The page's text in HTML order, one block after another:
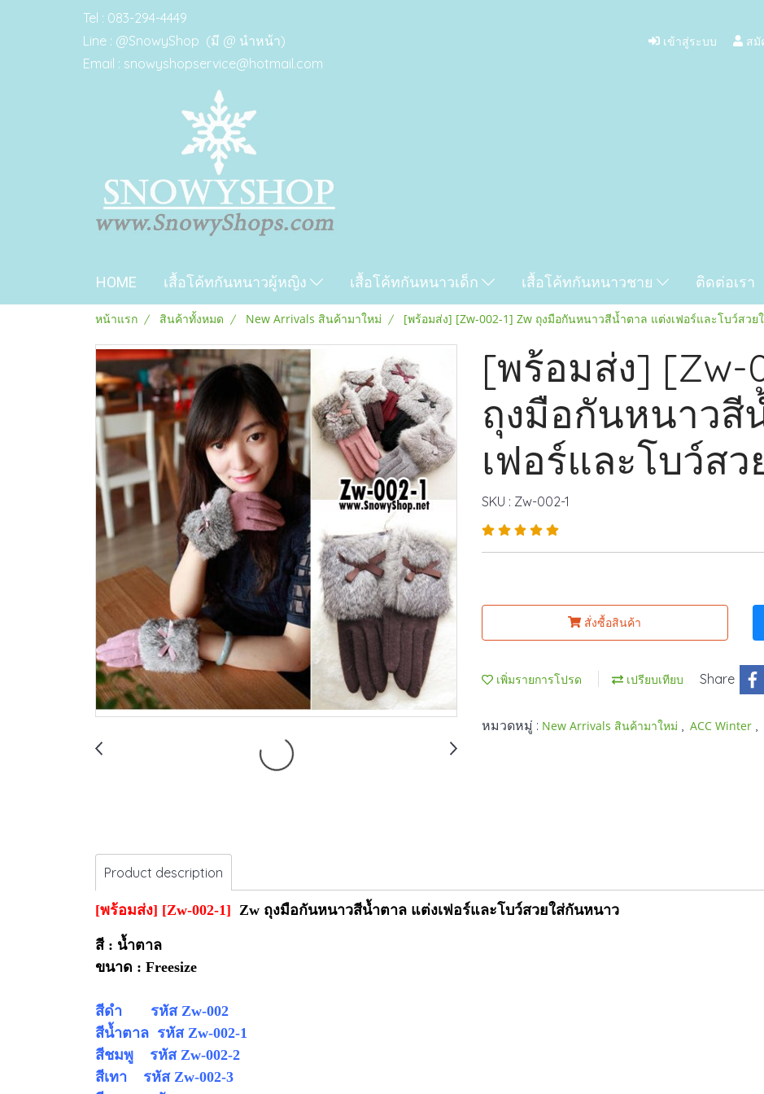
Tel : 083-294-4449
Line : @SnowyShop (มี @ นำหน้า)
Email : snowyshopservice@hotmail.com
เข้าสู่ระบบ สมั
HOME เสื้อโค้ทกันหนาวผู้หญิง เสื้อโค้ทกันหนาวเด็ก เสื้อโค้ทกันหนาวชาย ติดต่อเรา
หน้าแรก สินค้าทั้งหมด New Arrivals สินค้ามาใหม่ [พร้อมส่ง] [Zw-002-1] Zw ถุงมือกันหนาวสีน้ำตาล แต่งเฟอร์และโบว์สวย
[พร้อมส่ง] [Zw-
ถุงมือกันหนาวสี
เฟอร์และโบว์ส
SKU : Zw-002-1
สั่งซื้อสินค้า
เพิ่มรายการโปรด เปรียบเทียบ Share
หมวดหมู่ : New Arrivals สินค้ามาใหม่ ACC Winter
Product description
[พร้อมส่ง] [Zw-002-1] Zw ถุงมือกันหนาวสีน้ำตาล แต่งเฟอร์และโบว์สวยใส่กันหนาว
สี : น้ำตาล
ขนาด : Freesize
สีดำ รหัส Zw-002
สีน้ำตาล รหัส Zw-002-1
สีชมพู รหัส Zw-002-2
สีเทา รหัส Zw-002-3